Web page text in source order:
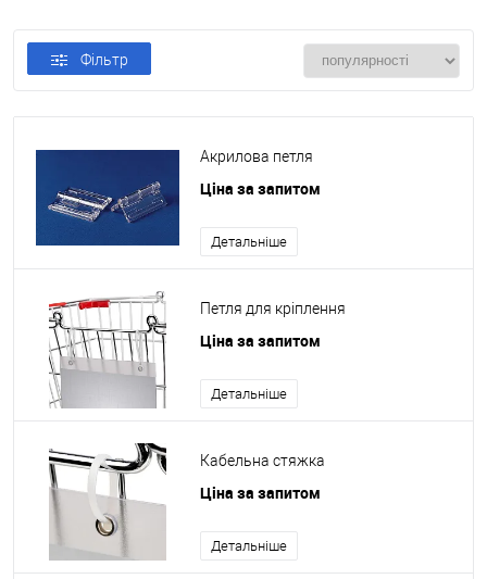
Фільтр
Акрилова петля
Ціна за запитом
Детальніше
Петля для кріплення
Ціна за запитом
Детальніше
Кабельна стяжка
Ціна за запитом
Детальніше